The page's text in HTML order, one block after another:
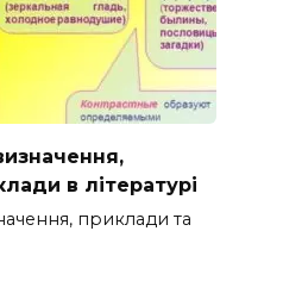
в літературі
приклади та